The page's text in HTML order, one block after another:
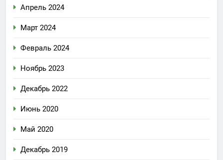
Апрель 2024
Март 2024
Февраль 2024
Ноябрь 2023
Декабрь 2022
Июнь 2020
Май 2020
Декабрь 2019